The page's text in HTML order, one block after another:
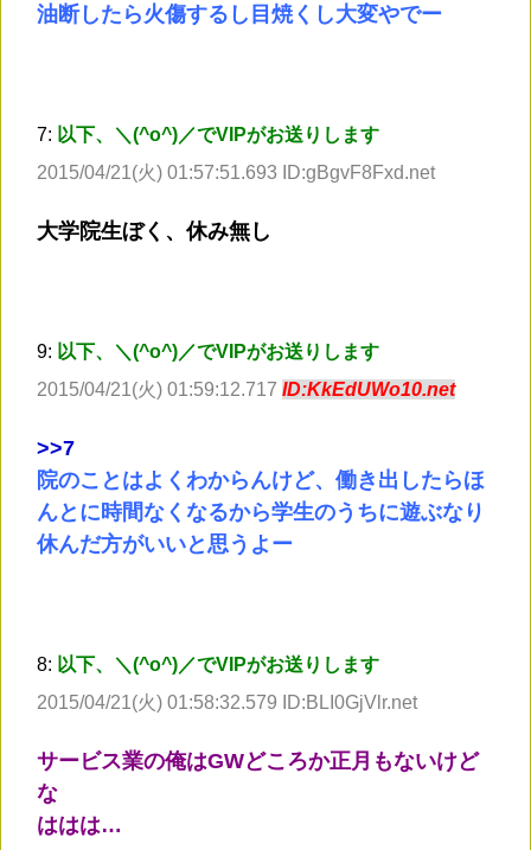
油断したら火傷するし目焼くし大変やでー
7: 以下、＼(^o^)／でVIPがお送りします
2015/04/21(火) 01:57:51.693 ID:gBgvF8Fxd.net
大学院生ぼく、休み無し
9: 以下、＼(^o^)／でVIPがお送りします
2015/04/21(火) 01:59:12.717 ID:KkEdUWo10.net
>>7
院のことはよくわからんけど、働き出したらほ
んとに時間なくなるから学生のうちに遊ぶなり
休んだ方がいいと思うよー
8: 以下、＼(^o^)／でVIPがお送りします
2015/04/21(火) 01:58:32.579 ID:BLI0GjVlr.net
サービス業の俺はGWどころか正月もないけど
な
ははは…